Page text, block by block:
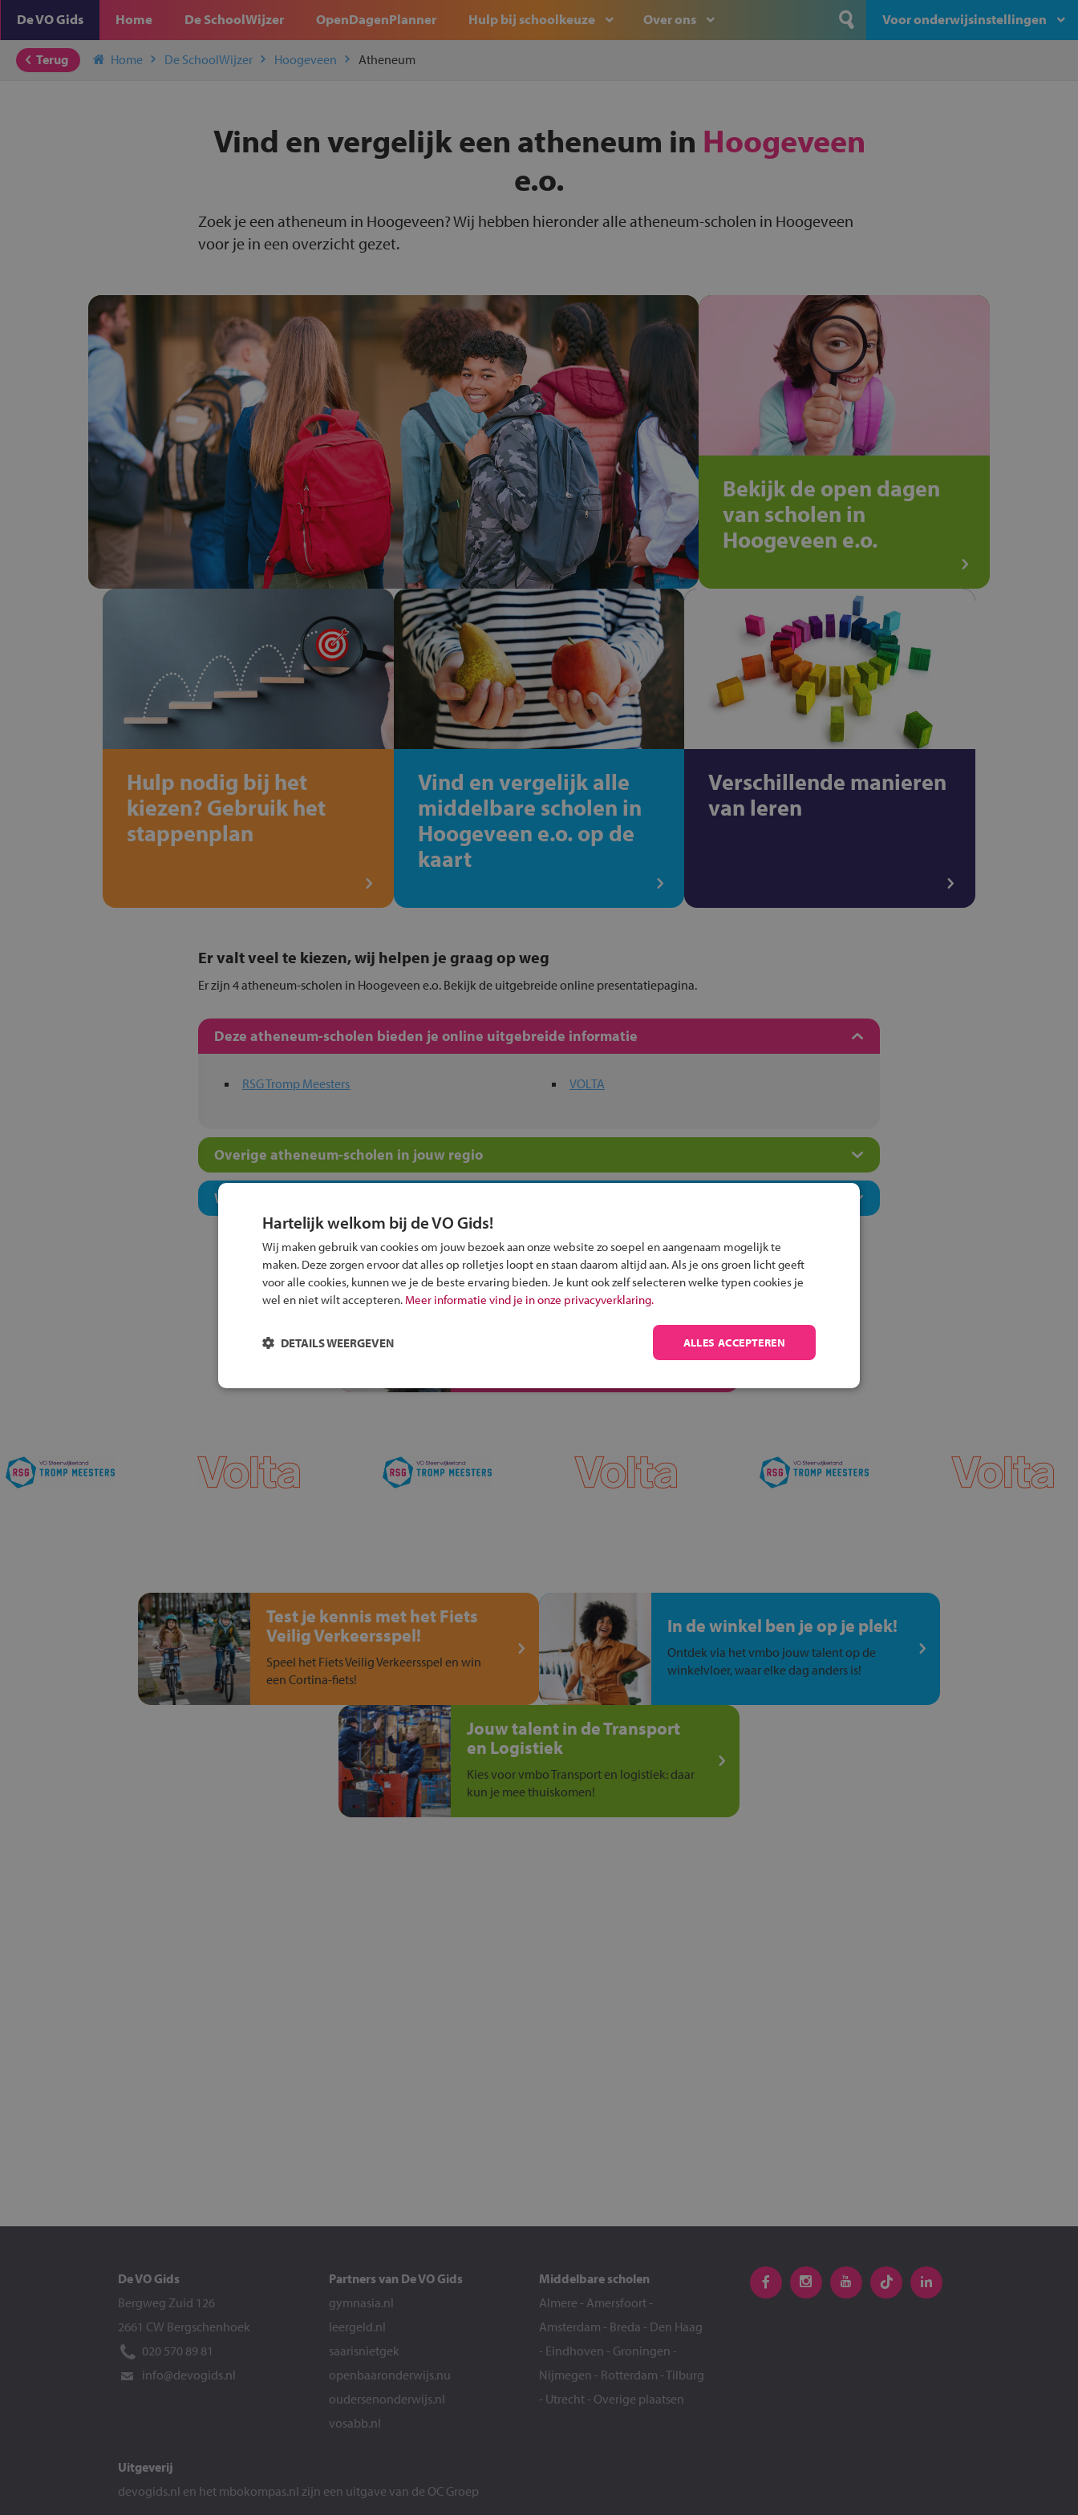
De VO Gids Home De SchoolWijzer OpenDagenPlanner Hulp bij schoolkeuze Over ons Voor onderwijsinstellingen
Terug Home De SchoolWijzer Hoogeveen Atheneum
Vind en vergelijk een atheneum in Hoogeveen
e.o.
Zoek je een atheneum in Hoogeveen? Wij hebben hieronder alle atheneum-scholen in Hoogeveen
voor je in een overzicht gezet.
Bekijk de open dagen
van scholen in
Hoogeveen e.o.
Hulp nodig bij het
kiezen? Gebruik het
stappenplan
Vind en vergelijk alle
middelbare scholen in
Hoogeveen e.o. op de
kaart
Verschillende manieren
van leren
Er valt veel te kiezen, wij helpen je graag op weg
Er zijn 4 atheneum-scholen in Hoogeveen e.o. Bekijk de uitgebreide online presentatiepagina.
Deze atheneum-scholen bieden je online uitgebreide informatie
RSG Tromp Meesters VOLTA
Overige atheneum-scholen in jouw regio
Welk onderwijsconcept past bij jou?
Inschrijven?
Alle informatie om je kind aan te melden bij
Test je kennis met het Fiets
Veilig Verkeersspel!
Speel het Fiets Veilig Verkeersspel en win
een Cortina-fiets!
In de winkel ben je op je plek!
Ontdek via het vmbo jouw talent op de
winkelvloer, waar elke dag anders is!
Jouw talent in de Transport
en Logistiek
Kies voor vmbo Transport en logistiek: daar
kun je mee thuiskomen!
De VO Gids
Bergweg Zuid 126
2661 CW Bergschenhoek
020 570 89 81
info@devogids.nl
Partners van De VO Gids
gymnasia.nl
leergeld.nl
saarisnietgek
openbaaronderwijs.nu
oudersenonderwijs.nl
vosabb.nl
Middelbare scholen
Almere - Amersfoort -
Amsterdam - Breda - Den Haag
- Eindhoven - Groningen -
Nijmegen - Rotterdam -Tilburg
- Utrecht - Overige plaatsen
Uitgeverij
devogids.nl en het mbokompas.nl zijn een uitgave van de OC Groep
Hartelijk welkom bij de VO Gids!
Wij maken gebruik van cookies om jouw bezoek aan onze website zo soepel en aangenaam mogelijk te
maken. Deze zorgen ervoor dat alles op rolletjes loopt en staan daarom altijd aan. Als je ons groen licht geeft
voor alle cookies, kunnen we je de beste ervaring bieden. Je kunt ook zelf selecteren welke typen cookies je
wel en niet wilt accepteren. Meer informatie vind je in onze privacyverklaring.
ALLES ACCEPTEREN
DETAILS WEERGEVEN